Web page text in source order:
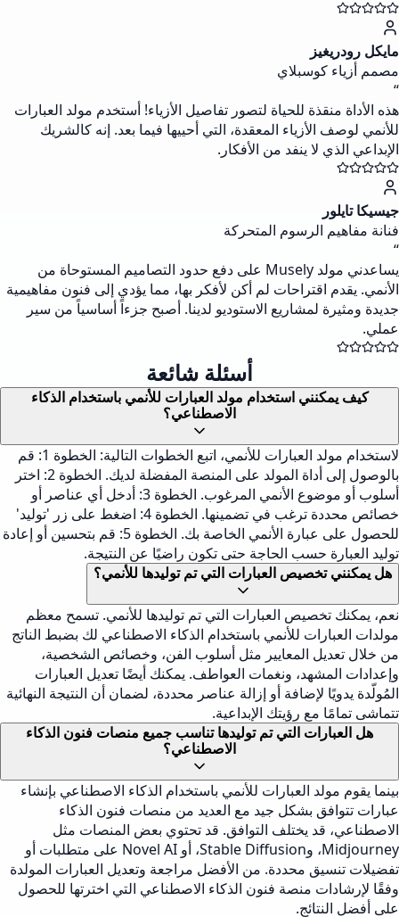
مايكل رودريغيز
مصمم أزياء كوسبلاي
“
هذه الأداة منقذة للحياة لتصور تفاصيل الأزياء! أستخدم مولد العبارات
للأنمي لوصف الأزياء المعقدة، التي أحييها فيما بعد. إنه كالشريك
الإبداعي الذي لا ينفد من الأفكار.
جيسيكا تايلور
فنانة مفاهيم الرسوم المتحركة
“
يساعدني مولد Musely على دفع حدود التصاميم المستوحاة من
الأنمي. يقدم اقتراحات لم أكن لأفكر بها، مما يؤدي إلى فنون مفاهيمية
جديدة ومثيرة لمشاريع الاستوديو لدينا. أصبح جزءاً أساسياً من سير
عملي.
أسئلة شائعة
كيف يمكنني استخدام مولد العبارات للأنمي باستخدام الذكاء
الاصطناعي؟
لاستخدام مولد العبارات للأنمي، اتبع الخطوات التالية: الخطوة 1: قم
بالوصول إلى أداة المولد على المنصة المفضلة لديك. الخطوة 2: اختر
أسلوب أو موضوع الأنمي المرغوب. الخطوة 3: أدخل أي عناصر أو
خصائص محددة ترغب في تضمينها. الخطوة 4: اضغط على زر 'توليد'
للحصول على عبارة الأنمي الخاصة بك. الخطوة 5: قم بتحسين أو إعادة
توليد العبارة حسب الحاجة حتى تكون راضيًا عن النتيجة.
هل يمكنني تخصيص العبارات التي تم توليدها للأنمي؟
نعم، يمكنك تخصيص العبارات التي تم توليدها للأنمي. تسمح معظم
مولدات العبارات للأنمي باستخدام الذكاء الاصطناعي لك بضبط الناتج
من خلال تعديل المعايير مثل أسلوب الفن، وخصائص الشخصية،
وإعدادات المشهد، ونغمات العواطف. يمكنك أيضًا تعديل العبارات
المُولّدة يدويًا لإضافة أو إزالة عناصر محددة، لضمان أن النتيجة النهائية
تتماشى تمامًا مع رؤيتك الإبداعية.
هل العبارات التي تم توليدها تناسب جميع منصات فنون الذكاء
الاصطناعي؟
بينما يقوم مولد العبارات للأنمي باستخدام الذكاء الاصطناعي بإنشاء
عبارات تتوافق بشكل جيد مع العديد من منصات فنون الذكاء
الاصطناعي، قد يختلف التوافق. قد تحتوي بعض المنصات مثل
Midjourney، وStable Diffusion، أو Novel AI على متطلبات أو
تفضيلات تنسيق محددة. من الأفضل مراجعة وتعديل العبارات المولدة
وفقًا لإرشادات منصة فنون الذكاء الاصطناعي التي اخترتها للحصول
على أفضل النتائج.